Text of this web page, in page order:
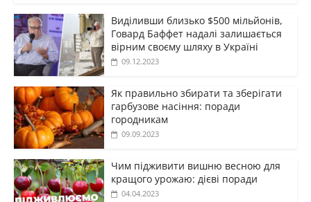
Виділивши близько $500 мільйонів,
Говард Баффет надалі залишається
вірним своєму шляху в Україні
09.12.2023
Як правильно збирати та зберігати
гарбузове насіння: поради
городникам
09.09.2023
Чим підживити вишню весною для
кращого урожаю: дієві поради
04.04.2023